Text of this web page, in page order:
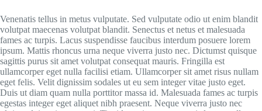
Venenatis tellus in metus vulputate. Sed vulputate odio ut enim blandit
volutpat maecenas volutpat blandit. Senectus et netus et malesuada
fames ac turpis. Lacus suspendisse faucibus interdum posuere lorem
ipsum. Mattis rhoncus urna neque viverra justo nec. Dictumst quisque
sagittis purus sit amet volutpat consequat mauris. Fringilla est
ullamcorper eget nulla facilisi etiam. Ullamcorper sit amet risus nullam
eget felis. Velit dignissim sodales ut eu sem integer vitae justo eget.
Duis ut diam quam nulla porttitor massa id. Malesuada fames ac turpis
egestas integer eget aliquet nibh praesent. Neque viverra justo nec